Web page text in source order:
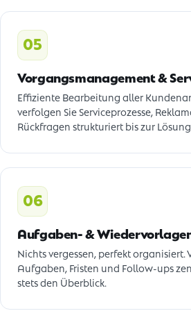
05
Vorgangsmanagement &
Effiziente Bearbeitung aller
verfolgen Sie Serviceprozesse,
Rückfragen strukturiert bis zur
06
Aufgaben- &
Nichts vergessen, perfekt organisiert.
Aufgaben, Fristen und Follow-ups
stets den Überblick.